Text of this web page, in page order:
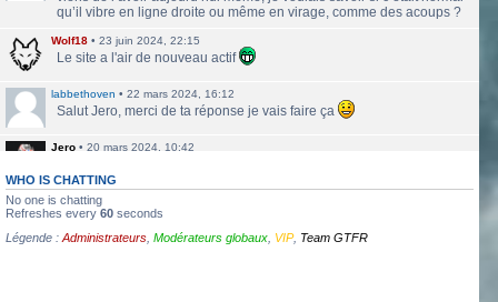
qu’il vibre en ligne droite ou même en virage, comme des acoups ?
Wolf18 • 23 juin 2024, 22:15
Le site a l'air de nouveau actif
labbethoven • 22 mars 2024, 16:12
Salut Jero, merci de ta réponse je vais faire ça
Jero • 20 mars 2024, 10:42
verra plus facilement que dans le chat
Jero•20 mars 2024, 10:42
Salut Kakashi et Bethoven
WHO IS CHATTING
No one is chatting
Refreshes every 60 seconds
Légende : Administrateurs Modérateurs globaux VIP, Team GTFR